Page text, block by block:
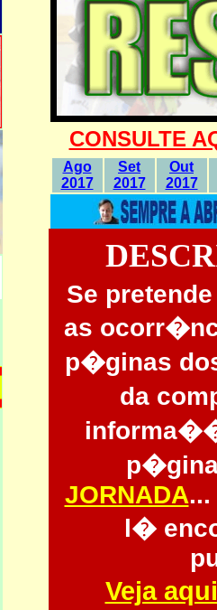
CONSULTE
Ago
2017
Set
2017
Out
2017
Se
as
p�ginas
da
JORNADA
l�
Veja